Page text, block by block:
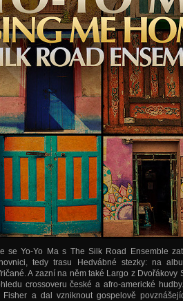
se Yo-Yo Ma s The Silk Road Ensemble
tedy trasu Hedvábné stezky: na
A zazní na něm také Largo z Dvořákovy
crossoveru české a afro-americké
Fisher a dal vzniknout gospelově